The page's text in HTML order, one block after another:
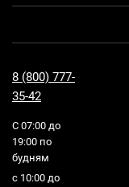
8 (800) 777-
35-42
С 07:00 до
19:00 по
будням
с 10:00 до